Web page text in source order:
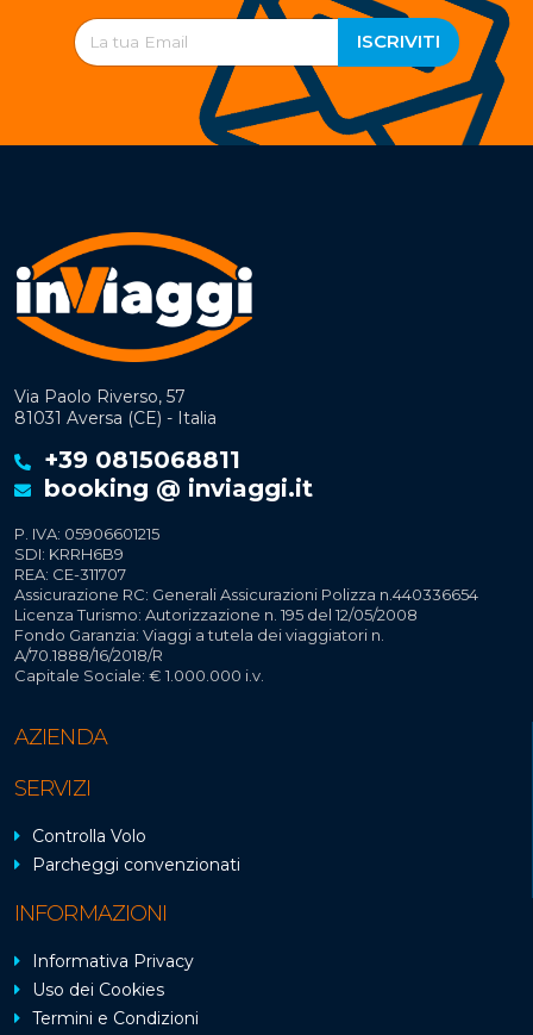
ISCRIVITI
Via Paolo Riverso, 57
81031 Aversa (CE) - Italia
+39 0815068811
booking @ inviaggi.it
P. IVA: 05906601215
SDI: KRRH6B9
REA: CE-311707
Assicurazione RC: Generali Assicurazioni Polizza n.440336654
Licenza Turismo: Autorizzazione n. 195 del 12/05/2008
Fondo Garanzia: Viaggi a tutela dei viaggiatori n.
A/70.1888/16/2018/R
Capitale Sociale: € 1.000.000 i.v.
AZIENDA
SERVIZI
Controlla Volo
Parcheggi convenzionati
INFORMAZIONI
Informativa Privacy
Uso dei Cookies
Termini e Condizioni